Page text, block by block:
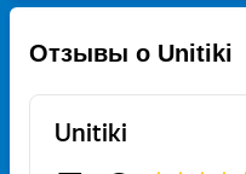
Отзывы о Unitiki